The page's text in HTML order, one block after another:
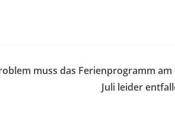
muss das Ferienprogramm am
Juli leider